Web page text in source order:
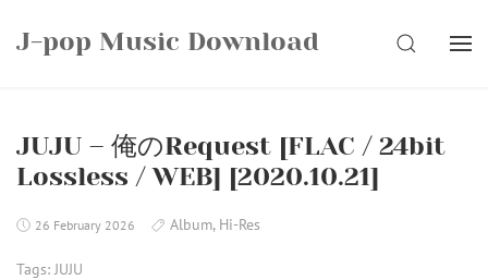
J-pop Music Download SEARCH
JUJU – 俺のRequest [FLAC / 24bit
Lossless / WEB] [2020.10.21]
26 February 2026 Album, Hi-Res
Tags:JUJU